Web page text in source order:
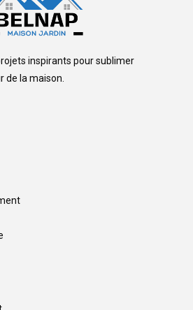
inspirants pour sublimer
de la maison.